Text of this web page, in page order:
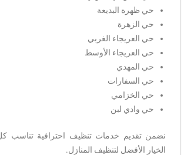
حي ظهرة البديعة
حي الزهرة
حي العريجاء الغربي
حي العريجاء الأوسط
حي المهدي
حي السفارات
حي الخزامي
حي وادي لبن
نضمن تقديم خدمات تنظيف احترافية تناسب
الخيار الأفضل لتنظيف المنازل.